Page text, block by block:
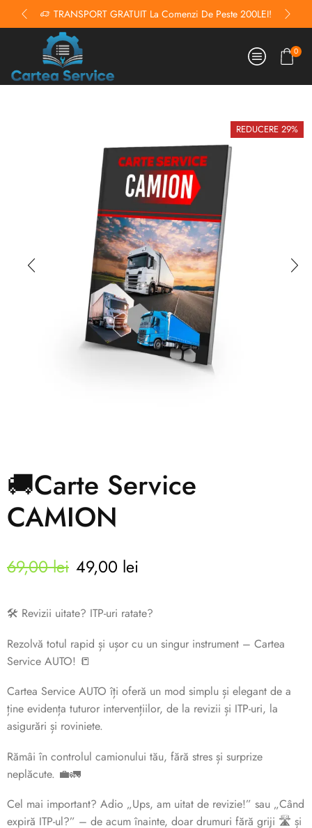
TRANSPORT GRATUIT La Comenzi De Peste 200LEI!
0
REDUCERE 29%
🚚Carte Service
CAMION
69,00lei 49,00 lei
🛠️ Revizii uitate? ITP-uri ratate?
Rezolvă totul rapid și ușor cu un singur instrument – Cartea
Service AUTO! 📒
Cartea Service AUTO îți oferă un mod simplu și elegant de a
ține evidența tuturor intervențiilor, de la revizii și ITP-uri, la
asigurări și roviniete.
Rămâi în controlul camionului tău, fără stres și surprize
neplăcute. 💼🚛
Cel mai important? Adio „Ups, am uitat de revizie!” sau „Când
expiră ITP-ul?” – de acum înainte, doar drumuri fără griji 🛣️ și